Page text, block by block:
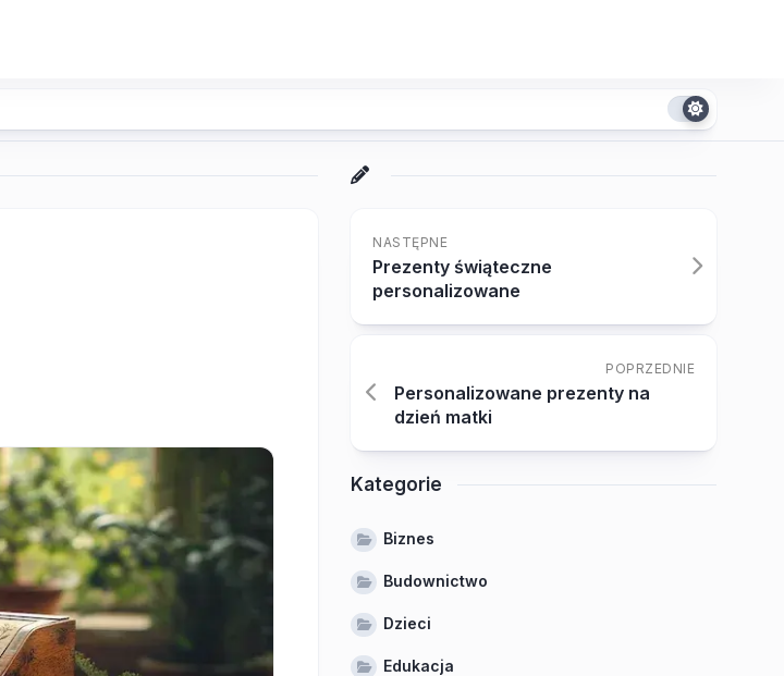
NASTĘPNE
Prezenty świąteczne
personalizowane
POPRZEDNIE
Personalizowane prezenty na
dzień matki
Kategorie
Biznes
Budownictwo
Dzieci
Edukacja